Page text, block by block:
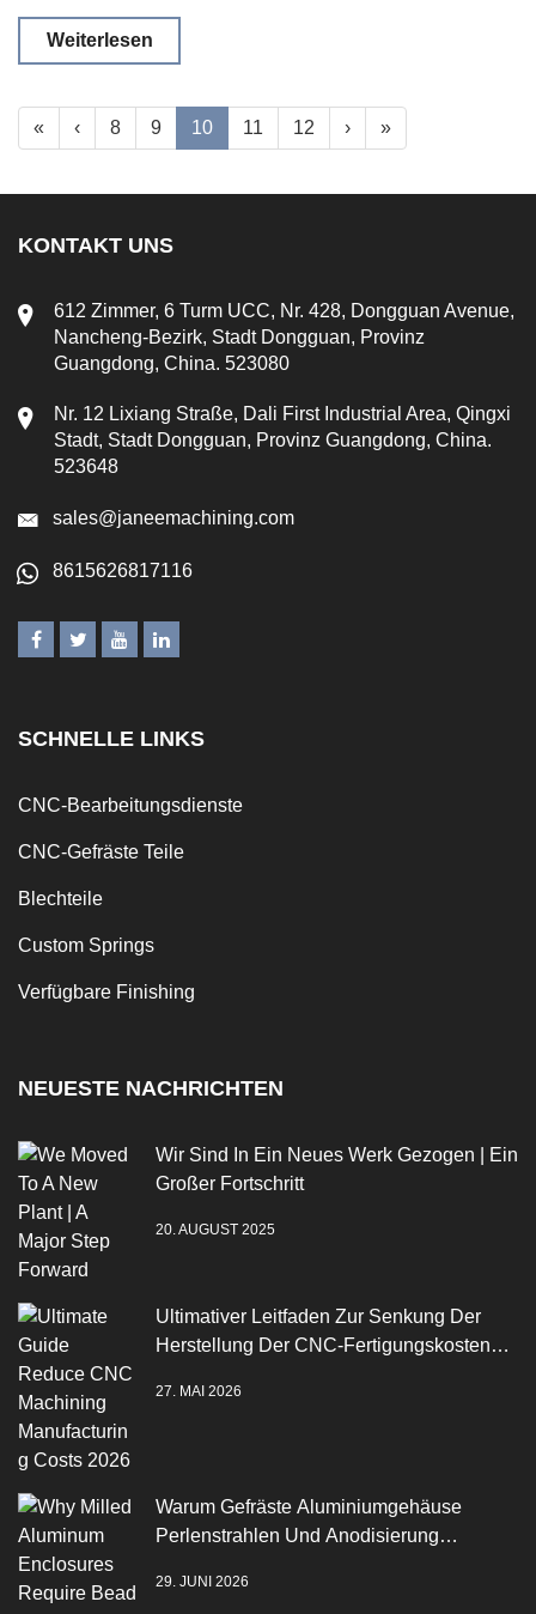
Weiterlesen
« ‹ 8 9 10 11 12 › »
KONTAKT UNS
612 Zimmer, 6 Turm UCC, Nr. 428, Dongguan Avenue,
Nancheng-Bezirk, Stadt Dongguan, Provinz
Guangdong, China. 523080
Nr. 12 Lixiang Straße, Dali First Industrial Area, Qingxi
Stadt, Stadt Dongguan, Provinz Guangdong, China.
523648
sales@janeemachining.com
8615626817116
SCHNELLE LINKS
CNC-Bearbeitungsdienste
CNC-Gefräste Teile
Blechteile
Custom Springs
Verfügbare Finishing
NEUESTE NACHRICHTEN
Wir Sind In Ein Neues Werk Gezogen | Ein
Großer Fortschritt
20. AUGUST 2025
Ultimativer Leitfaden Zur Senkung Der
Herstellung Der CNC-Fertigungskosten
27. MAI 2026
Warum Gefräste Aluminiumgehäuse
Perlenstrahlen Und Anodisierung
29. JUNI 2026